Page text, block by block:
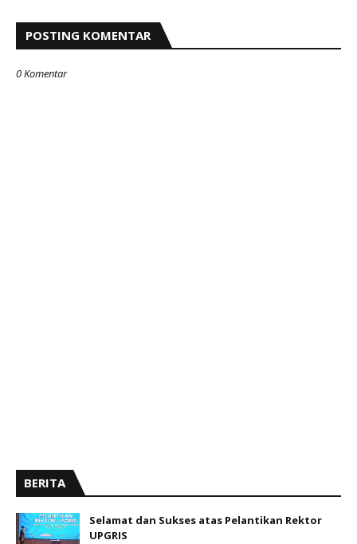
POSTING KOMENTAR
0 Komentar
BERITA
Selamat dan Sukses atas Pelantikan Rektor
UPGRIS